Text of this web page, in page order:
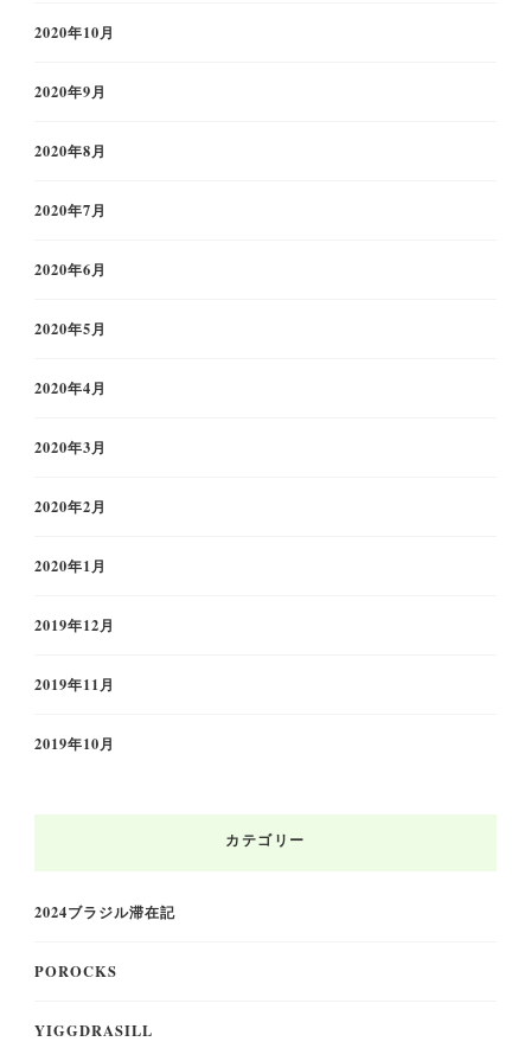
2020年10月
2020年9月
2020年8月
2020年7月
2020年6月
2020年5月
2020年4月
2020年3月
2020年2月
2020年1月
2019年12月
2019年11月
2019年10月
カテゴリー
2024ブラジル滞在記
POROCKS
YIGGDRASILL